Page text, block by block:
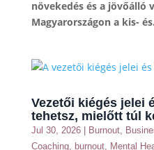
növekedés és a jövőálló
Magyarországon a kis-
Vezetői kiégés jelei
tehetsz, mielőtt túl
Jul 30, 2026| Burnout,
Coaching, burnout, Mental